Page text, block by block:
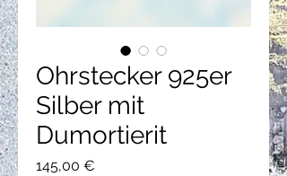
Ohrstecker 925er
Silber mit
Dumortierit
145,00 €